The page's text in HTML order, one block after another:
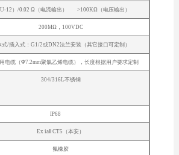
12）/0.02 Ω（电流输出） >100KΩ（电压输出）
200MΩ，100VDC
式/插入式：G1/2或DN2法兰安装（其它接口可定制）
电缆（Φ7.2mm聚氯乙烯电缆），长度根据用户要求定制
304/316L不锈钢
IP68
Ex iaⅡ CT5（本安）
氟橡胶